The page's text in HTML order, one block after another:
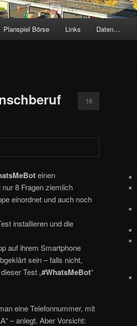
Planspiel Börse Links Daten…
16
einen
8 Fragen ziemlich
einordnet und auch noch
installieren und die
auf ihrem Smartphone
sein – falls nicht,
Test „#WhatsMeBot“
eine Telefonnummer, mit
– anlegt. Aber Vorsicht: